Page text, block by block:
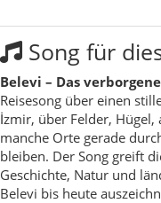
Song für
Belevi – Das
Reisesong über einen
İzmir, über Felder, Hügel,
manche Orte gerade
bleiben. Der Song greift
Geschichte, Natur und
Belevi bis heute